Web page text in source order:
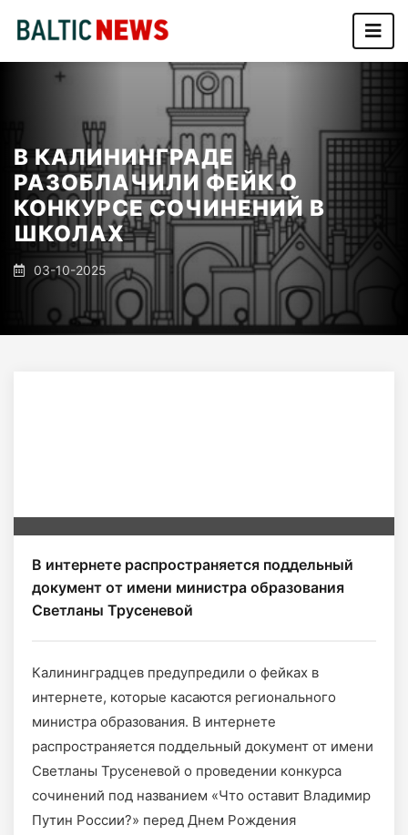
В КАЛИНИНГРАДЕ
РАЗОБЛАЧИЛИ ФЕЙК О
КОНКУРСЕ СОЧИНЕНИЙ В
ШКОЛАХ
03-10-2025
В интернете распространяется поддельный
документ от имени министра образования
Светланы Трусеневой
Калининградцев предупредили о фейках в
интернете, которые касаются регионального
министра образования. В интернете
распространяется поддельный документ от имени
Светланы Трусеневой о проведении конкурса
сочинений под названием «Что оставит Владимир
Путин России?» перед Днем Рождения